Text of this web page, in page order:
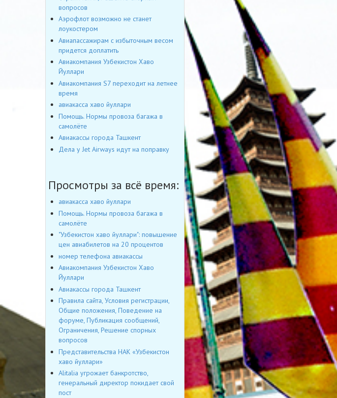
вопросов
Аэрофлот возможно не станет
лоукостером
Авиапассажирам с избыточным весом
придется доплатить
Авиакомпания Узбекистон Хаво
Йуллари
Авиакомпания S7 переходит на летнее
время
авиакасса хаво йуллари
Помощь. Нормы провоза багажа в
самолёте
Авиакассы города Ташкент
Дела у Jet Airways идут на поправку
Просмотры за всё время:
авиакасса хаво йуллари
Помощь. Нормы провоза багажа в
самолёте
"Узбекистон хаво йуллари": повышение
цен авиабилетов на 20 процентов
номер телефона авиакассы
Авиакомпания Узбекистон Хаво
Йуллари
Авиакассы города Ташкент
Правила сайта, Условия регистрации,
Общие положения, Поведение на
форуме, Публикация сообщений,
Ограничения, Решение спорных
вопросов
Представительства НАК «Узбекистон
хаво йуллари»
Alitalia угрожает банкротство,
генеральный директор покидает свой
пост